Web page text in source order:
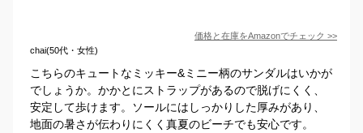
価格と在庫をAmazonでチェック >>
chai(50代・女性)
こちらのキュートなミッキー&ミニー柄のサンダルはいかが
でしょうか。かかとにストラップがあるので脱げにくく、
安定して歩けます。ソールにはしっかりした厚みがあり、
地面の暑さが伝わりにくく真夏のビーチでも安心です。